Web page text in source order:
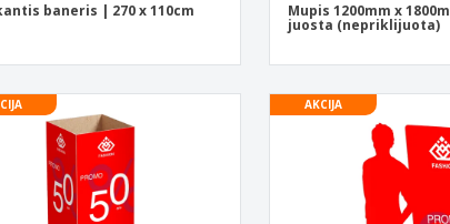
baneris | 270 x 110cm Mupis 1200mm x
juosta (nepriklijuota)
AKCIJA